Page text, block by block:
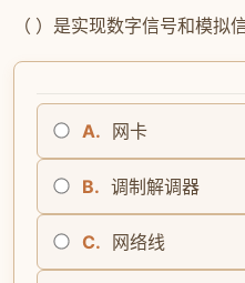
（ ）是实现数字信号和模拟
A. 网卡
B. 调制解调器
C. 网络线